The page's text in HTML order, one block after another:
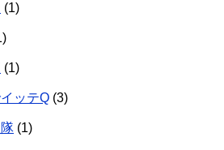
(1)
(1)
ッテQ (3)
(1)